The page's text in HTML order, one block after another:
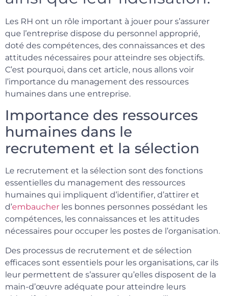
Les RH ont un rôle important à jouer pour s’assurer
que l’entreprise dispose du personnel approprié,
doté des compétences, des connaissances et des
attitudes nécessaires pour atteindre ses objectifs.
C’est pourquoi, dans cet article, nous allons voir
l’importance du management des ressources
humaines dans une entreprise.
Importance des ressources
humaines dans le
recrutement et la sélection
Le recrutement et la sélection sont des fonctions
essentielles du management des ressources
humaines qui impliquent d’identifier, d’attirer et
d’embaucher les bonnes personnes possédant les
compétences, les connaissances et les attitudes
nécessaires pour occuper les postes de l’organisation.
Des processus de recrutement et de sélection
efficaces sont essentiels pour les organisations, car ils
leur permettent de s’assurer qu’elles disposent de la
main-d’œuvre adéquate pour atteindre leurs